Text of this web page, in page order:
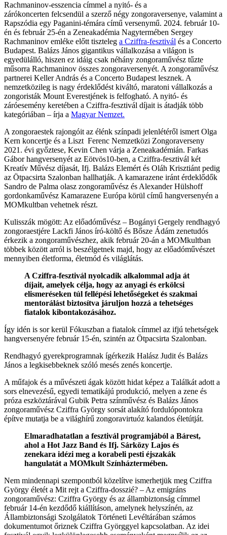
Rachmaninov-esszencia címmel a nyitó- és a
zárókoncerten felcsendül a szerző négy zongoraversenye, valamint a
Rapszódia egy Paganini-témára című versenymű. 2024. február 10-
én és február 25-én a Zeneakadémia Nagytermében Sergey
Rachmaninov emléke előtt tiszteleg a Cziffra-fesztivál és a Concerto
Budapest. Balázs János gigantikus vállalkozása a világon is
egyedülálló, hiszen ez idáig csak néhány zongoraművész tűzte
műsorra Rachmaninov összes zongoraversenyét. A zongoraművész
partnerei Keller András és a Concerto Budapest lesznek. A
nemzetközileg is nagy érdeklődést kiváltó, maratoni vállalkozás a
zongoristák Mount Everestjének is felfogható. A nyitó- és
záróesemény keretében a Cziffra-fesztivál díjait is átadják több
kategóriában – írja a Magyar Nemzet.
A zongoraestek rajongóit az élénk színpadi jelenlétéről ismert Olga
Kern koncertje és a Liszt Ferenc Nemzetközi Zongoraverseny
2021. évi győztese, Kevin Chen várja a Zeneakadémián. Farkas
Gábor hangversenyét az Eötvös10-ben, a Cziffra-fesztivál két
Kreatív Művész díjasát, Ifj. Balázs Elemért és Oláh Krisztiánt pedig
az Ötpacsirta Szalonban hallhatják. A kamarazene iránt érdeklődők
Sandro de Palma olasz zongoraművész és Alexander Hülshoff
gordonkaművész Kamarazene Európa körül című hangversenyén a
MOMkultban vehetnek részt.
Kulisszák mögött: Az előadóművész – Bogányi Gergely rendhagyó
zongoraestjére Lackfi János író-költő és Bősze Ádám zenetudós
érkezik a zongoraművészhez, akik február 20-án a MOMkultban
többek között arról is beszélgetnek majd, hogy az előadóművészet
mennyiben életforma, életmód és világlátás.
A Cziffra-fesztivál nyolcadik alkalommal adja át
díjait, amelyek célja, hogy az anyagi és erkölcsi
elismeréseken túl fellépési lehetőségeket és szakmai
mentorálást biztosítva járuljon hozzá a tehetséges
fiatalok kibontakozásához.
Így idén is sor kerül Fókuszban a fiatalok címmel az ifjú tehetségek
hangversenyére február 15-én, szintén az Ötpacsirta Szalonban.
Rendhagyó gyerekprogramnak ígérkezik Halász Judit és Balázs
János a legkisebbeknek szóló mesés zenés koncertje.
A műfajok és a művészeti ágak között hidat képez a Találkát adott a
sors elnevezésű, egyedi tematikájú produkció, melyen a zene és
próza eszköztárával Gubik Petra színművész és Balázs János
zongoraművész Cziffra György sorsát alakító fordulópontokra
építve mutatja be a világhírű zongoravirtuóz kalandos életútját.
Elmaradhatatlan a fesztivál programjából a Bárest,
ahol a Hot Jazz Band és Ifj. Sárközy Lajos és
zenekara idézi meg a korabeli pesti éjszakák
hangulatát a MOMkult Színháztermében.
Nem mindennapi szempontból közelítve ismerhetjük meg Cziffra
György életét a Mit rejt a Cziffra-dosszié? – Az emigráns
zongoraművész: Cziffra György és az állambiztonság címmel
február 14-én kezdődő kiállításon, amelynek helyszínén, az
Állambiztonsági Szolgálatok Történeti Levéltárában számos
dokumentumot őriznek Cziffra Györggyel kapcsolatban. Az idei